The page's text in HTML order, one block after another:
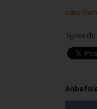
Læs
Synes